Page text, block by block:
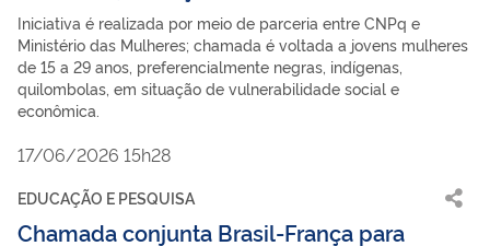
Iniciativa é realizada por meio de parceria entre CNPq e
Ministério das Mulheres; chamada é voltada a jovens mulheres
de 15 a 29 anos, preferencialmente negras, indígenas,
quilombolas, em situação de vulnerabilidade social e
econômica.
17/06/2026 15h28
EDUCAÇÃO E PESQUISA
Chamada conjunta Brasil-França para